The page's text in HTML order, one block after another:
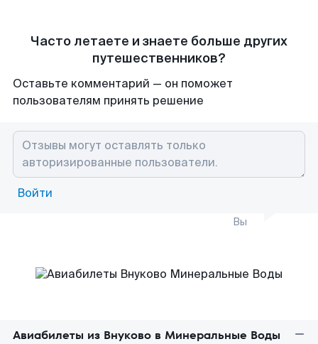
Часто летаете и знаете больше других
путешественников?
Оставьте комментарий — он поможет
пользователям принять решение
Войти
Вы
Авиабилеты из Внуково в Минеральные Воды